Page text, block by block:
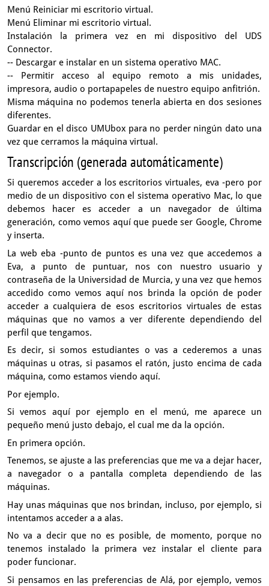
Menú Reiniciar mi escritorio virtual.
Menú Eliminar mi escritorio virtual.
Instalación la primera vez en mi dispositivo del UDS
Connector.
-- Descargar e instalar en un sistema operativo MAC.
-- Permitir acceso al equipo remoto a mis unidades,
impresora, audio o portapapeles de nuestro equipo anfitrión.
Misma máquina no podemos tenerla abierta en dos sesiones
diferentes.
Guardar en el disco UMUbox para no perder ningún dato una
vez que cerramos la máquina virtual.
Transcripción (generada automáticamente)
Si queremos acceder a los escritorios virtuales, eva-pero por
medio de un dispositivo con el sistema operativo Mac, lo que
debemos hacer es acceder a un navegador de última
generación, como vemos aquí que puede ser Google, Chrome
y inserta.
La web eba -punto de puntos es una vez que accedemos a
Eva,a punto de puntuar, nos con nuestro usuario y
contraseñade la Universidad de Murcia, y una vez que hemos
accedido como vemos aquí nos brinda la opción de poder
acceder a cualquiera de esos escritorios virtualesde estas
máquinas que no vamos a ver diferente dependiendo del
perfil que tengamos.
Es decir,si somos estudiantes o vas a cederemos a unas
máquinas u otras, si pasamos el ratón, justo encima de cada
máquina, como estamos viendo aquí.
Por ejemplo.
Si vemos aquí por ejemplo en el menú, me aparece un
pequeño menú justo debajo, el cual me da la opción.
En primera opción.
Tenemos, se ajuste a las preferencias que me va a dejar hacer,
a navegador o a pantalla completa dependiendo de las
máquinas.
Hay unas máquinas que nos brindan, incluso, por ejemplo, si
intentamos acceder a a alas.
No va a decir que no es posible, de momento, porque no
tenemos instalado la primera vez instalar el cliente para
poder funcionar.
Si pensamos en las preferencias de Alá, por ejemplo, vemos